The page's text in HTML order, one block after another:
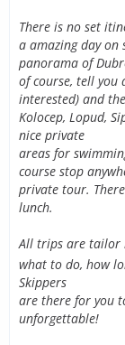
There is no set
a amazing day
panorama of
of course, tell you
interested) and
Kolocep, Lopud,
nice private
areas for
course stop
private tour.
lunch.
All trips are tailor
what to do, how
Skippers
are there for you
unforgettable!